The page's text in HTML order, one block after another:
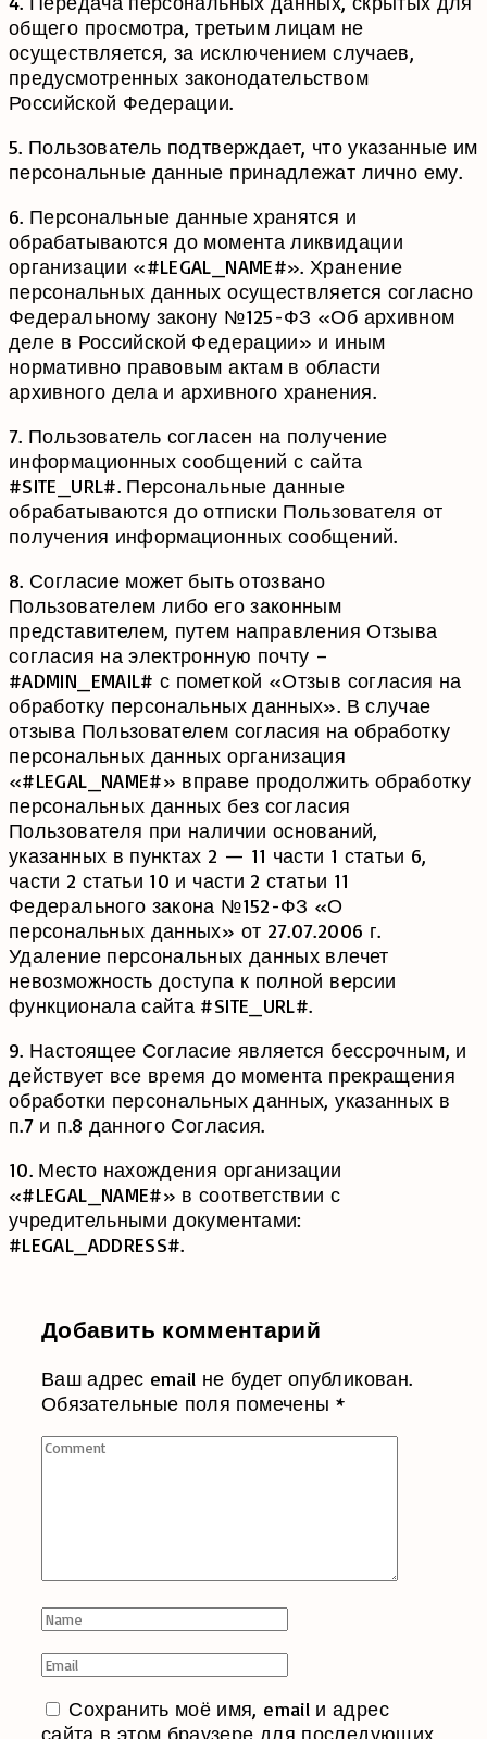
общего просмотра, третьим лицам не
осуществляется, за исключением случаев,
предусмотренных законодательством
Российской Федерации.
5. Пользователь подтверждает, что указанные им
персональные данные принадлежат лично ему.
6. Персональные данные хранятся и
обрабатываются до момента ликвидации
организации «#LEGAL_NAME#». Хранение
персональных данных осуществляется согласно
Федеральному закону №125-ФЗ «Об архивном
деле в Российской Федерации» и иным
нормативно правовым актам в области
архивного дела и архивного хранения.
7. Пользователь согласен на получение
информационных сообщений с сайта
#SITE_URL#. Персональные данные
обрабатываются до отписки Пользователя от
получения информационных сообщений.
8. Согласие может быть отозвано
Пользователем либо его законным
представителем, путем направления Отзыва
согласия на электронную почту –
#ADMIN_EMAIL# с пометкой «Отзыв согласия на
обработку персональных данных». В случае
отзыва Пользователем согласия на обработку
персональных данных организация
«#LEGAL_NAME#» вправе продолжить обработку
персональных данных без согласия
Пользователя при наличии оснований,
указанных в пунктах 2 — 11 части 1 статьи 6,
части 2 статьи 10 и части 2 статьи 11
Федерального закона №152-ФЗ «О
персональных данных» от 27.07.2006 г.
Удаление персональных данных влечет
невозможность доступа к полной версии
функционала сайта #SITE_URL#.
9. Настоящее Согласие является бессрочным, и
действует все время до момента прекращения
обработки персональных данных, указанных в
п.7 и п.8 данного Согласия.
10. Место нахождения организации
«#LEGAL_NAME#» в соответствии с
учредительными документами:
#LEGAL_ADDRESS#.
Добавить комментарий
Ваш адрес email не будет опубликован.
Обязательные поля помечены *
Comment
Name
Email
Сохранить моё имя, email и адрес
сайта в этом браузере для последующих